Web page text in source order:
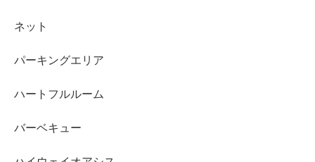
ネット
パーキングエリア
ハートフルルーム
バーベキュー